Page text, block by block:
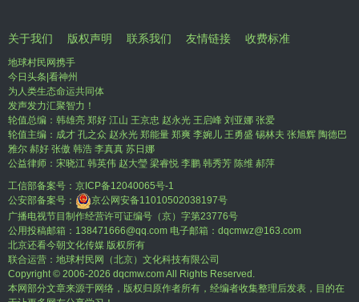
关于我们 版权声明 联系我们 友情链接 收费标准
地球村民网携手
今日头条|看神州
为人类生态命运共同体
发声发力汇聚智力！
轮值总编：韩雄亮 郑好 江山 王京忠 赵永光 王启峰 刘亚娜 张爱
轮值主编：成才 孔之众 赵永光 郑能量 郑爽 李婉儿 王勇盛 锡林夫 张旭辉 陶德巴
雅尔 郝好 张傲 韩浩 李真真 苏日娜
公益律师：宋晓江 韩英伟 赵大瑩 梁睿悦 李鹏 韩秀芳 陈维 郝萍
工信部备案号： 京ICP备12040065号-1
公安部备案号：
京公网安备11010502038197号
广播电视节目制作经营许可证编号（京）字第23776号
公用投稿邮箱：138471666@qq.com 电子邮箱：dqcmwz@163.com
北京还看今朝文化传媒 版权所有
联合运营：地球村民网（北京）文化科技有限公司
Copyright © 2006-2026 dqcmw.com All Rights Reserved.
本网部分文章来源于网络，版权归原作者所有，经编者收集整理后发表，目的在